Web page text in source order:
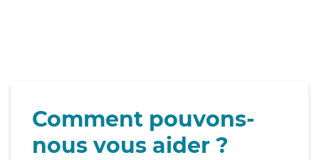
Comment pouvons-
nous vous aider ?